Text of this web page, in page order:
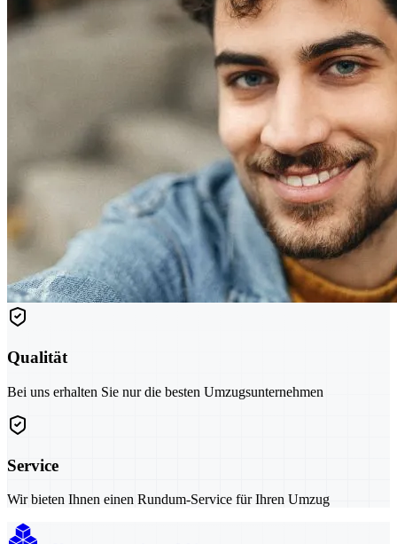
Qualität
Bei uns erhalten Sie nur die besten Umzugsunternehmen
Service
Wir bieten Ihnen einen Rundum-Service für Ihren Umzug